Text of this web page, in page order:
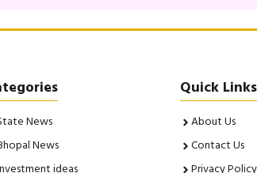
News
News
ideas
Quick Links
About Us
Contact Us
Privacy Policy